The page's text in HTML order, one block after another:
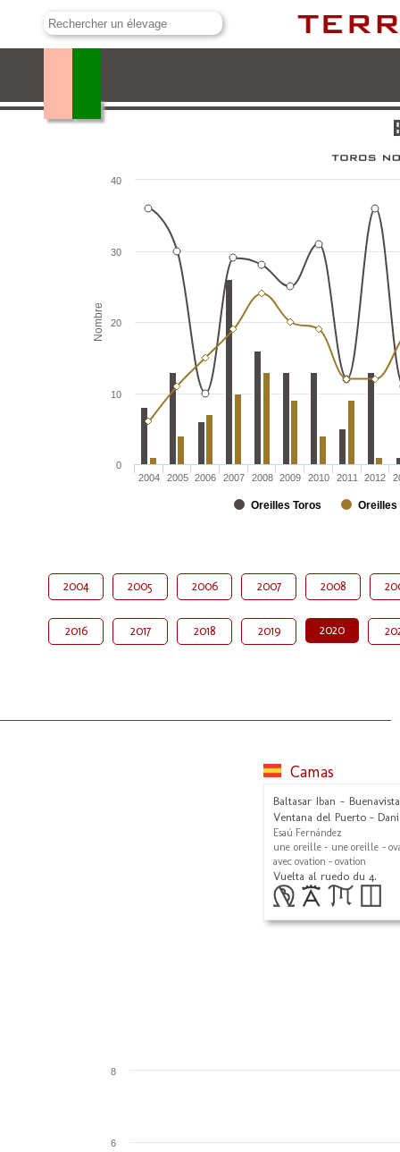
Nombre
Oreilles Toros Oreilles
2004 2005 2006 2007 2008 2009 2010 2011 2012
0
10
20
30
40
2004 2005 2006 2007 2008
2016 2017 2018 2019 2020
Camas
Baltasar Iban -
Ventana del Puerto -
Esaú Fernández
une oreille - une oreille -
avec ovation - ovation
Vuelta al ruedo du 4.
6
8